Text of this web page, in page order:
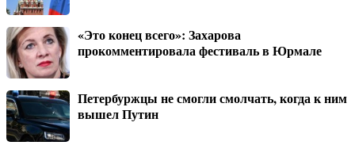
«Это конец всего»: Захарова
прокомментировала фестиваль в Юрмале
Петербуржцы не смогли смолчать, когда к ним
вышел Путин